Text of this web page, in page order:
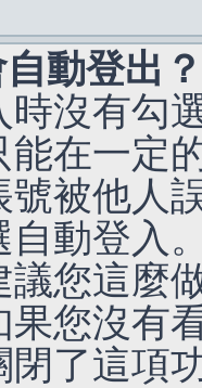
動登出？
時沒有勾
能在一定
號被他人
自動登入
議您這麼
果您沒有
閉了這項